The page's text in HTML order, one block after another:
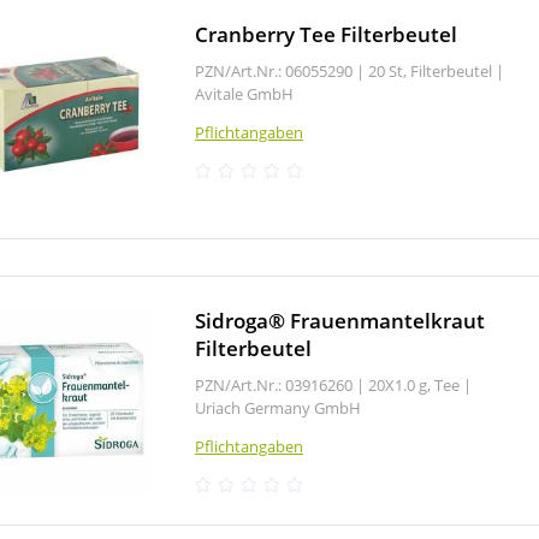
Cranberry Tee Filterbeutel
PZN/Art.Nr.: 06055290 | 20 St, Filterbeutel |
Avitale GmbH
Pflichtangaben
Sidroga® Frauenmantelkraut
Filterbeutel
PZN/Art.Nr.: 03916260 | 20X1.0 g, Tee |
Uriach Germany GmbH
Pflichtangaben